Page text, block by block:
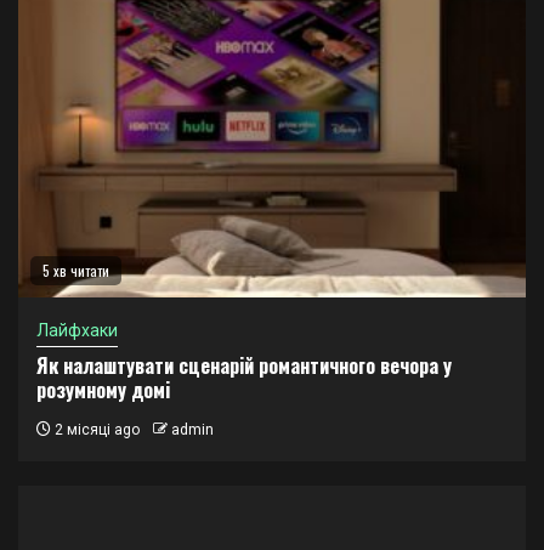
5 хв читати
Лайфхаки
Як налаштувати сценарій романтичного вечора у
розумному домі
2 місяці ago admin